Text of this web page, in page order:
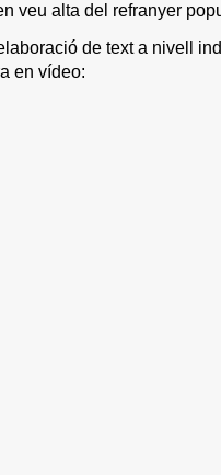
veu alta del refranyer
de text a nivell
en vídeo: